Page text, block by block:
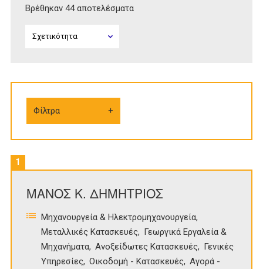
Βρέθηκαν 44 αποτελέσματα
Φίλτρα
1
ΜΑΝΟΣ Κ. ΔΗΜΗΤΡΙΟΣ
Μηχανουργεία & Ηλεκτρομηχανουργεία
Μεταλλικές Κατασκευές
Γεωργικά Εργαλεία &
Μηχανήματα Ανοξείδωτες Κατασκευές
Γενικές
Υπηρεσίες
Οικοδομή - Κατασκευές
Αγορά -